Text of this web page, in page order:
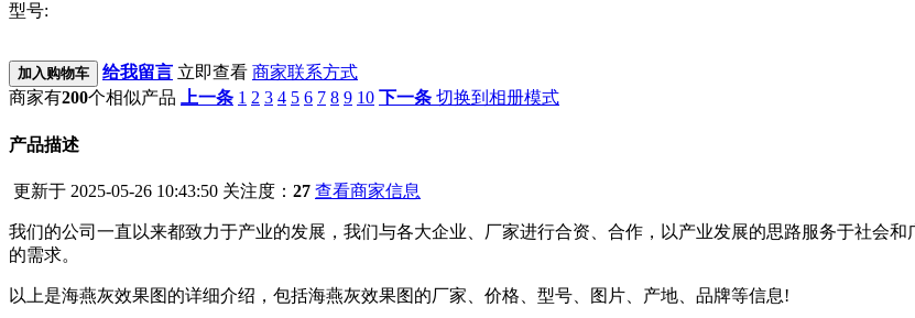
型号:
加入购物车 给我留言 立即查看 商家联系方式
商家有200个相似产品 上一条 1 2 3 4 5 6 7 8 9 10 下一条 切换到相册模式
产品描述
更新于 2025-05-26 10:43:50 关注度： 27 查看商家信息
我们的公司一直以来都致力于产业的发展，我们与各大企业、厂家进行合资、合作，以产业发展的思路服务于社会
的需求。
以上是海燕灰效果图的详细介绍，包括海燕灰效果图的厂家、价格、型号、图片、产地、品牌等信息!